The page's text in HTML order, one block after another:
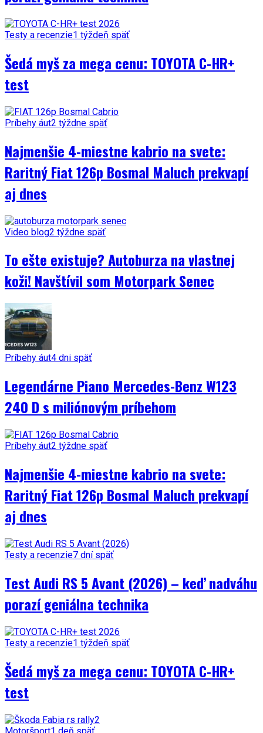
Testy a recenzie1 týždeň späť
Šedá myš za mega cenu: TOYOTA C-HR+
test
Príbehy áut2 týždne späť
Najmenšie 4-miestne kabrio na svete:
Raritný Fiat 126p Bosmal Maluch prekvapí
aj dnes
Video blog2 týždne späť
To ešte existuje? Autoburza na vlastnej
koži! Navštívil som Motorpark Senec
Príbehy áut4 dni späť
Legendárne Piano Mercedes-Benz W123
240 D s miliónovým príbehom
Príbehy áut2 týždne späť
Najmenšie 4-miestne kabrio na svete:
Raritný Fiat 126p Bosmal Maluch prekvapí
aj dnes
Testy a recenzie7 dní späť
Test Audi RS 5 Avant (2026) – keď nadváhu
porazí geniálna technika
Testy a recenzie1 týždeň späť
Šedá myš za mega cenu: TOYOTA C-HR+
test
Motoršport1 deň späť